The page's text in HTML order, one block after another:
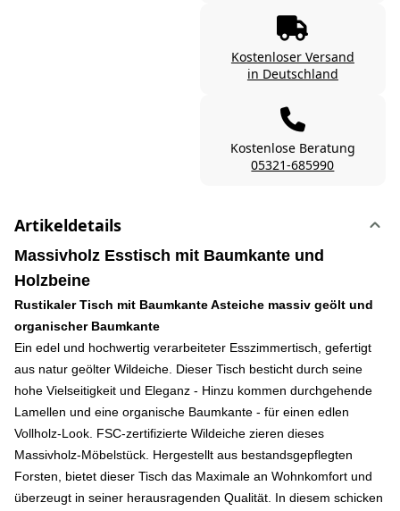
Kostenloser Versand
in Deutschland
Kostenlose Beratung
05321-685990
Artikeldetails
Massivholz Esstisch mit Baumkante und
Holzbeine
Rustikaler Tisch mit Baumkante Asteiche massiv geölt und
organischer Baumkante
Ein edel und hochwertig verarbeiteter Esszimmertisch, gefertigt
aus natur geölter Wildeiche. Dieser Tisch besticht durch seine
hohe Vielseitigkeit und Eleganz - Hinzu kommen durchgehende
Lamellen und eine organische Baumkante - für einen edlen
Vollholz-Look. FSC-zertifizierte Wildeiche zieren dieses
Massivholz-Möbelstück. Hergestellt aus bestandsgepflegten
Forsten, bietet dieser Tisch das Maximale an Wohnkomfort und
überzeugt in seiner herausragenden Qualität. In diesem schicken